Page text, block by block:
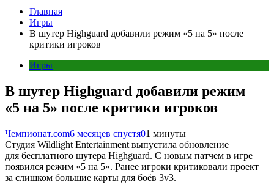
Главная
Игры
В шутер Highguard добавили режим «5 на 5» после
критики игроков
Игры
В шутер Highguard добавили режим
«5 на 5» после критики игроков
Чемпионат.com6 месяцев спустя01 минуты
Студия Wildlight Entertainment выпустила обновление
для бесплатного шутера Highguard. С новым патчем в игре
появился режим «5 на 5». Ранее игроки критиковали проект
за слишком большие карты для боёв 3v3.